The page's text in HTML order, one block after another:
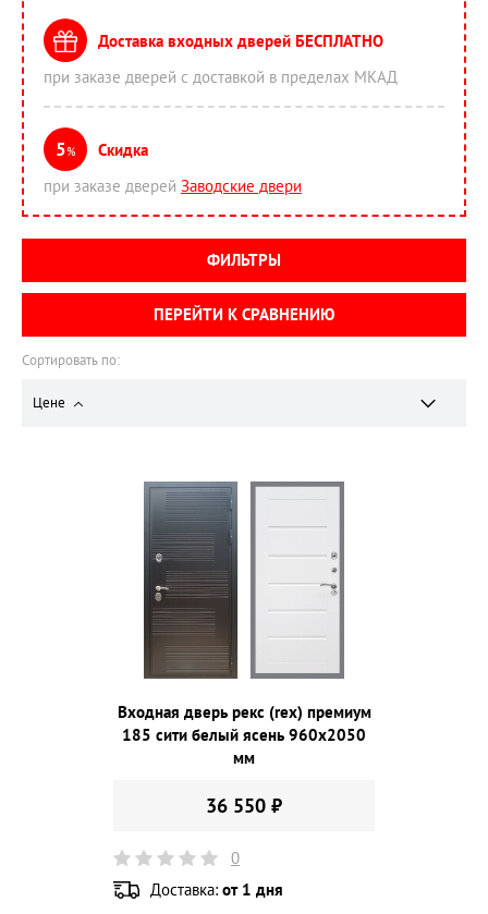
Сортировать по:
Цене
Входная дверь рекс (rex) премиум
185 сити белый ясень 960х2050
мм
36 550 ₽
0
Доставка: от 1 дня
Доставка входных дверей БЕСПЛАТНО
при заказе дверей с доставкой в пределах МКАД
5%
Скидка
при заказе дверей Заводские двери
ФИЛЬТРЫ
ПЕРЕЙТИ К СРАВНЕНИЮ